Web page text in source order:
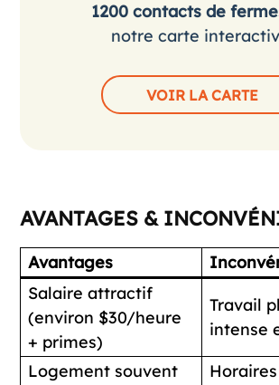
1200 contacts de
notre carte
VOIR LA CARTE
AVANTAGES &
Avantages
Salaire attractif
(environ $30/heure
+ primes)
Travail
intense
Logement souvent